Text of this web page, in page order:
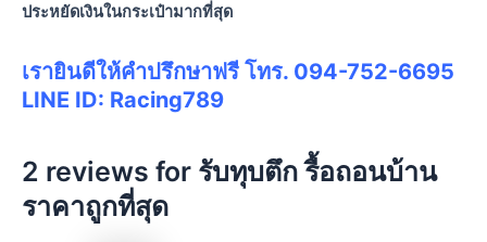
ประหยัดเงินในกระเป๋ามากที่สุด
เรายินดีให้คำปรึกษาฟรี โทร. 094-752-6695
LINE ID: Racing789
2 reviews for รับทุบตึก รื้อถอนบ้าน
ราคาถูกที่สุด